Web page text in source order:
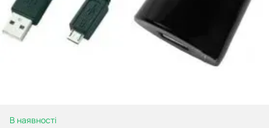
В наявності